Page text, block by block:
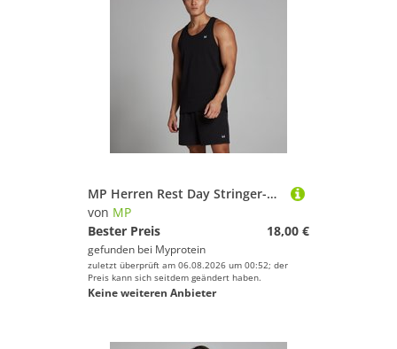
MP Herren Rest Day Stringer-Top – Schwarz - M
von MP
Bester Preis
18,00 €
gefunden bei Myprotein
zuletzt überprüft am 06.08.2026 um 00:52; der
Preis kann sich seitdem geändert haben.
Keine weiteren Anbieter